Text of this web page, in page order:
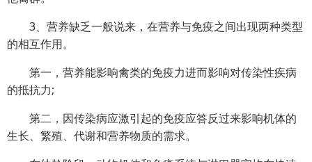
3、营养缺乏一般说来，在营养与免疫之间出现两种类型
的相互作用。
第一，营养能影响禽类的免疫力进而影响对传染性疾病
的抵抗力;
第二，因传染病应激引起的免疫应答反过来影响机体的
生长、繁殖、代谢和营养物质的需求。